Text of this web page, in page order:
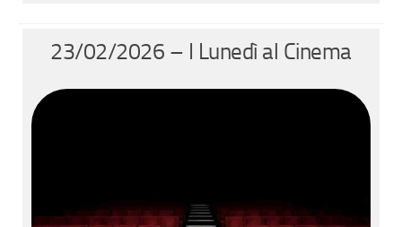
23/02/2026 – I Lunedì al Cinema